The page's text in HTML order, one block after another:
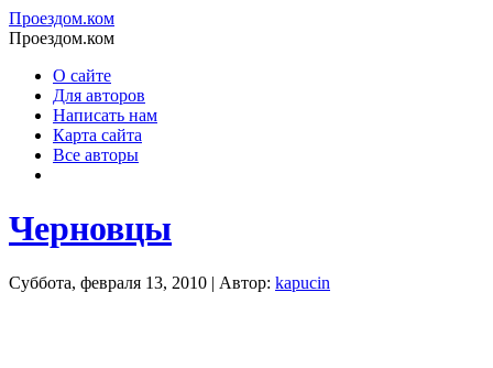
Проездом.ком
Проездом.ком
О сайте
Для авторов
Написать нам
Карта сайта
Все авторы
Черновцы
Суббота, февраля 13, 2010 | Автор: kapucin